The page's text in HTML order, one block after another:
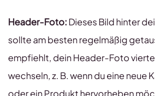
Header-Foto: Dieses Bild hinter
sollte am besten regelmäßig
empfiehlt, dein Header-Foto
wechseln, z. B. wenn du eine neue
oder ein Produkt hervorheben